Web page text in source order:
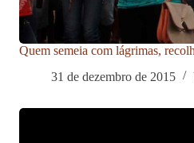
Quem semeia com lágrimas,
31 de dezembro de 2015